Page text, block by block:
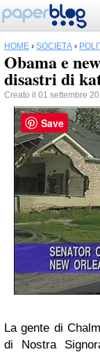
HOME › SOCIETÀ ›
Obama e
disastri di
Creato il 01 settembre
La gente di
di Nostra
Save